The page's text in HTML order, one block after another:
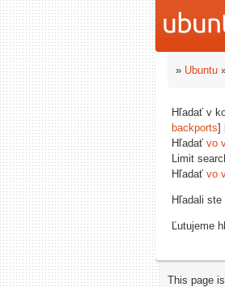
» Ubuntu
Hľadať v
backports]
Hľadať vo
Limit
Hľadať vo
Hľadali
Ľutujeme
This page